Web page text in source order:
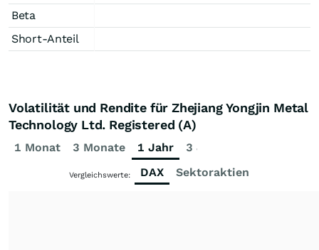
Beta
Short-Anteil
Volatilität und Rendite für Zhejiang Yongjin Metal
Technology Ltd. Registered (A)
1 Monat 3 Monate 1 Jahr 3 Jahre
Vergleichswerte: DAX Sektoraktien